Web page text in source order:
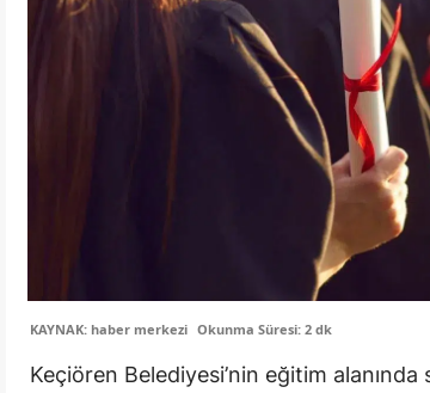
KAYNAK: haber merkezi Okunma Süresi: 2 dk
Keçiören Belediyesi’nin eğitim